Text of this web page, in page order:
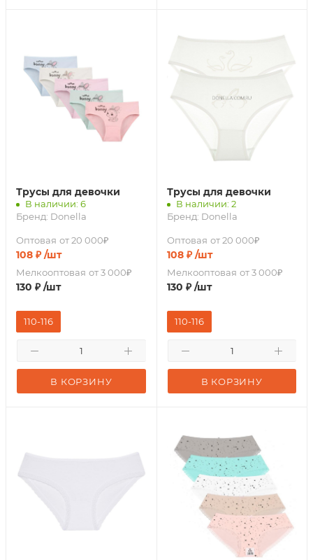
Трусы для девочки
В наличии: 6
Бренд: Donella
Оптовая от 20 000₽
108 ₽ /шт
Мелкооптовая от 3 000₽
130 ₽ /шт
В КОРЗИНУ
110-116
Трусы для девочки
В наличии: 2
Бренд: Donella
Оптовая от 20 000₽
108₽ /шт
Мелкооптовая от 3 000₽
130 ₽ /шт
В КОРЗИНУ
110-116